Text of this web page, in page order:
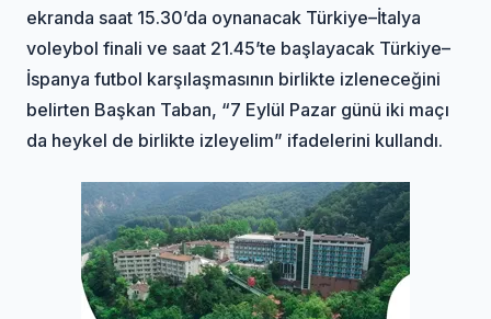
ekranda saat 15.30’da oynanacak Türkiye–İtalya
voleybol finali ve saat 21.45’te başlayacak Türkiye–
İspanya futbol karşılaşmasının birlikte izleneceğini
belirten Başkan Taban, “7 Eylül Pazar günü iki maçı
da heykel de birlikte izleyelim” ifadelerini kullandı.
Oylat banner